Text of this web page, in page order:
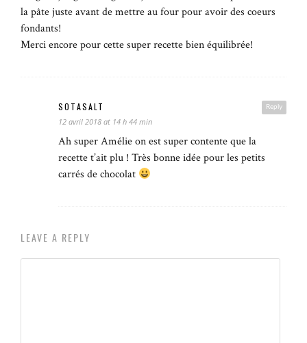
la pâte juste avant de mettre au four pour avoir des coeurs
fondants!
Merci encore pour cette super recette bien équilibrée!
Reply
SOTASALT
12 avril 2018 at 14 h 44 min
Ah super Amélie on est super contente que la
recette t’ait plu ! Très bonne idée pour les petits
carrés de chocolat
LEAVE A REPLY